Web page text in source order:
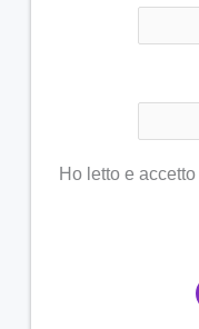
Ho letto e accetto